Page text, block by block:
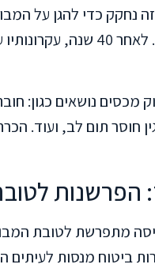
נחקק כדי להגן על
על ידי חברות ביטוח.
מכסים נושאים כגון:
חוסר תום לב, ועוד.
הפרשנות
מתפרשת לטובת
חברות ביטוח מנסות